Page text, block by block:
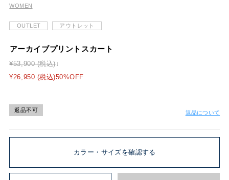
WOMEN
OUTLET アウトレット
アーカイブプリントスカート
¥53,900 (税込)
¥26,950 (税込)50%OFF
返品不可 返品について
カラー・サイズを確認する